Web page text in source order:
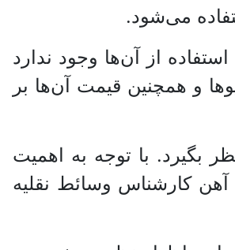
می‌شود.
از آن‌ها وجود ندارد
و همچنین قیمت آن‌ها بر
بگیرد. با توجه به اهمیت
آهن کارشناس وسائط نقلیه